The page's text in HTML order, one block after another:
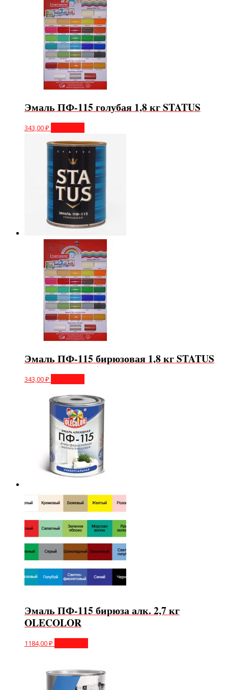
Эмаль ПФ-115 голубая 1,8 кг STATUS
343,00₽
Эмаль ПФ-115 бирюзовая 1,8 кг STATUS
343,00₽
Эмаль ПФ-115 бирюза алк. 2,7 кг
OLECOLOR
1184,00₽